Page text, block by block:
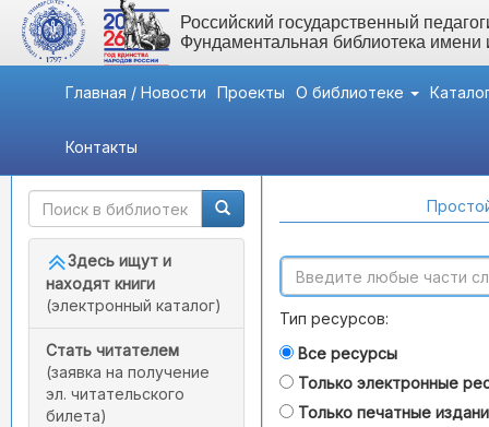
Российский государственный
Фундаментальная библиотека
Главная / Новости Проекты О библиотеке
Контакты
Быстрый доступ
Здесь ищут и
находят книги
(электронный каталог)
Стать читателем
(заявка на получение
эл. читательского
билета)
Тип ресурсов:
Все ресурсы
Только электронные
Только печатные